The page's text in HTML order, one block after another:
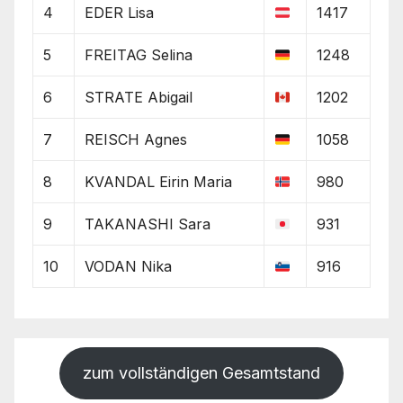
4 EDER Lisa 1417
5 FREITAG Selina 1248
6 STRATE Abigail 1202
7 REISCH Agnes 1058
8 KVANDAL Eirin Maria 980
9 TAKANASHI Sara 931
10 VODAN Nika 916
zum vollständigen Gesamtstand